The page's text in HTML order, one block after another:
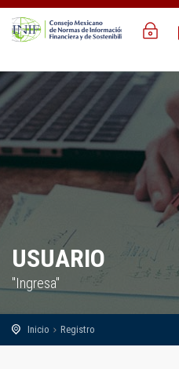
USUARIO
"Ingresa"
Inicio Registro